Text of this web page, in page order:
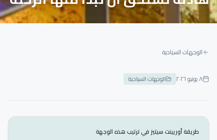
الوجهات السياحية
٨ يونيو ٢٠٢٦ الوجهات السياحية
طريقة أوريينت سيتيز في ترتيب هذه الوجهة